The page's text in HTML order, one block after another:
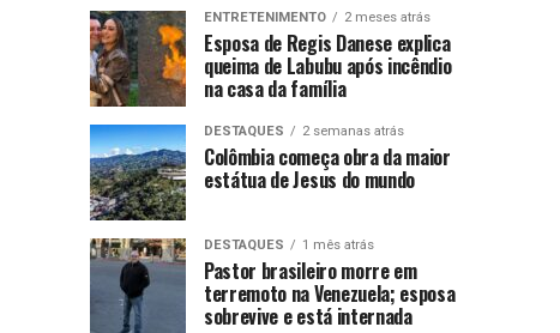
ENTRETENIMENTO 2 meses atrás
Esposa de Regis Danese explica
queima de Labubu após incêndio
na casa da família
DESTAQUES 2 semanas atrás
Colômbia começa obra da maior
estátua de Jesus do mundo
DESTAQUES 1 mês atrás
Pastor brasileiro morre em
terremoto na Venezuela; esposa
sobrevive e está internada